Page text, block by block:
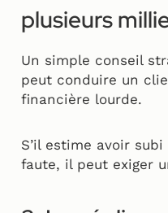
plusieurs
Un simple conseil
peut conduire un
financière lourde.
S’il estime avoir
faute, il peut exiger